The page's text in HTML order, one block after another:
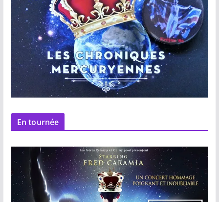
En tournée